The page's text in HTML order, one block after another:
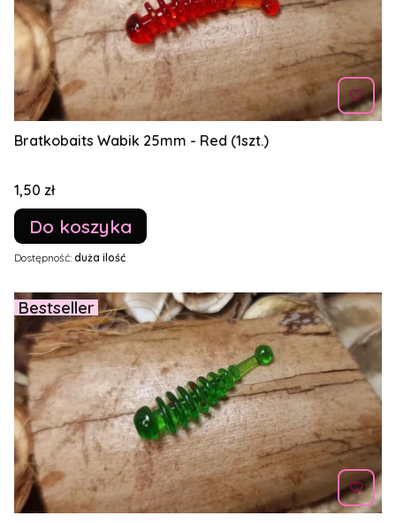
Bratkobaits Wabik 25mm - Red (1szt.)
Cena
1,50 zł
Do koszyka
Dostępność: duża ilość
Bestseller